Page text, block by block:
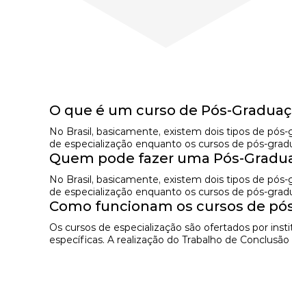
O que é um curso de Pós-
No Brasil, basicamente, existem dois tipos de
de especialização enquanto os cursos de pós-
Quem pode fazer uma Pós-
No Brasil, basicamente, existem dois tipos de
de especialização enquanto os cursos de pós-
Como funcionam os cursos de
Os cursos de especialização são ofertados por
específicas. A realização do Trabalho de